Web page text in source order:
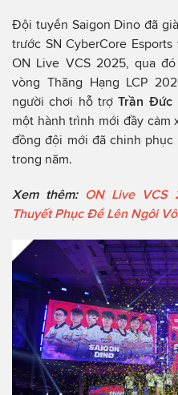
Đội tuyển Saigon Dino đã
trước SN CyberCore
ON Live VCS 2025, qua
vòng Thăng Hạng LCP
người chơi hỗ trợTrần Đức
một hành trình mới đầy cảm
đồng đội mới đã chinh
trong năm.
Xem thêm: ON Live VCS
Thuyết Phục Để Lên Ngôi